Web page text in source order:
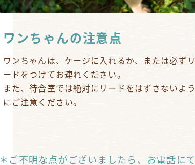
ワンちゃんの注意点
ワンちゃんは、ケージに入れるか、または必ずリ
ードをつけてお連れください。
また、待合室では絶対にリードをはずさないよう
にご注意ください。
＊ご不明な点がございましたら、お電話に